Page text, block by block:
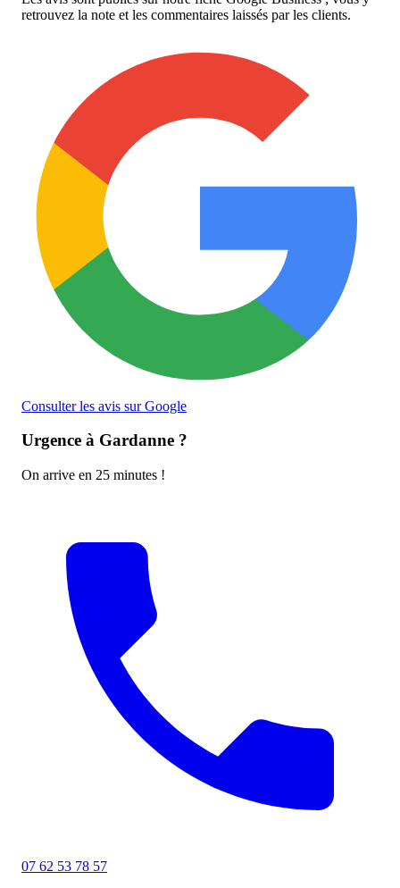
retrouvez la note et les commentaires laissés par les clients.
Consulter les avis sur Google
Urgence à Gardanne ?
On arrive en 25 minutes !
07 62 53 78 57